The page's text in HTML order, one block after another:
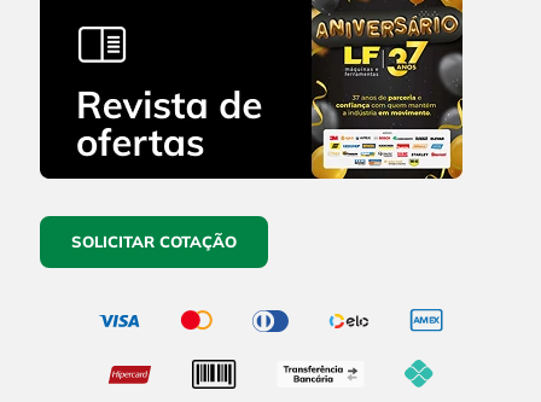
SOLICITAR COTAÇÃO